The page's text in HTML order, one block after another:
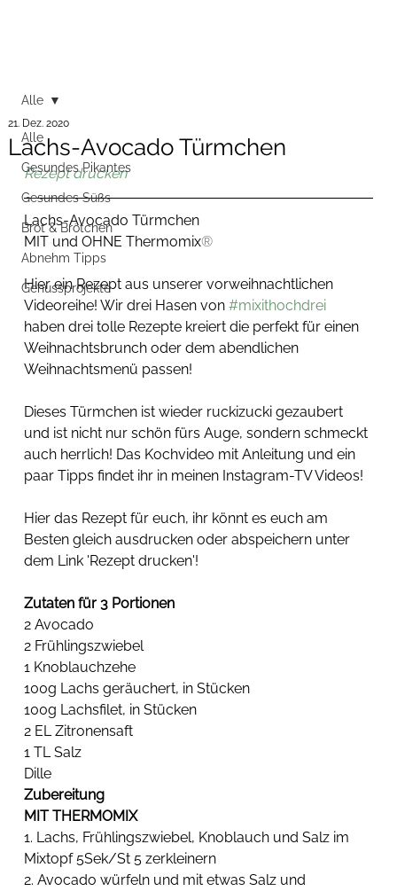
Alle
Gesundes Pikantes
Gesundes Süßs
Brot & Brötchen
Abnehm Tipps
Genussprojekte
Alle
Lachs-Avocado Türmchen
21. Dez. 2020
Rezept drucken
Lachs-Avocado Türmchen
MIT und OHNE Thermomix®
Hier ein Rezept aus unserer vorweihnachtlichen
Videoreihe! Wir drei Hasen von #mixithochdrei
haben drei tolle Rezepte kreiert die perfekt für einen
Weihnachtsbrunch oder dem abendlichen
Weihnachtsmenü passen!
Dieses Türmchen ist wieder ruckizucki gezaubert
und ist nicht nur schön fürs Auge, sondern schmeckt
auch herrlich! Das Kochvideo mit Anleitung und ein
paar Tipps findet ihr in meinen Instagram-TV Videos!
Hier das Rezept für euch, ihr könnt es euch am
Besten gleich ausdrucken oder abspeichern unter
dem Link 'Rezept drucken'!
Zutaten für 3 Portionen
2 Avocado
2 Frühlingszwiebel
1 Knoblauchzehe
100g Lachs geräuchert, in Stücken
100g Lachsfilet, in Stücken
2 EL Zitronensaft
1 TL Salz
Dille
Zubereitung
MIT THERMOMIX
1. Lachs, Frühlingszwiebel, Knoblauch und Salz im
Mixtopf 5Sek/St 5 zerkleinern
2. Avocado würfeln und mit etwas Salz und